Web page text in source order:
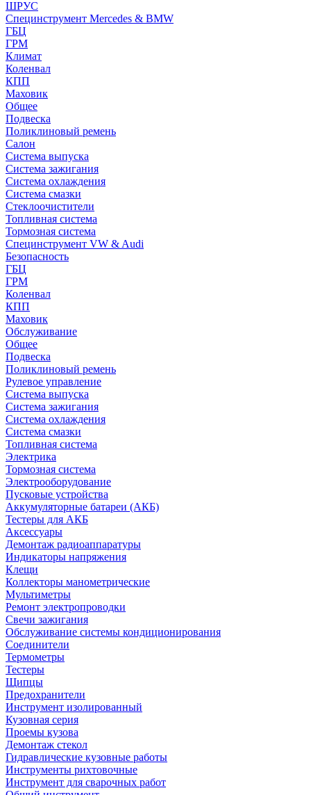
ШРУС
Специнструмент Mercedes & BMW
ГБЦ
ГРМ
Климат
Коленвал
КПП
Маховик
Общее
Подвеска
Поликлиновый ремень
Салон
Система выпуска
Система зажигания
Система охлаждения
Система смазки
Стеклоочистители
Топливная система
Тормозная система
Специнструмент VW & Audi
Безопасность
ГБЦ
ГРМ
Коленвал
КПП
Маховик
Обслуживание
Общее
Подвеска
Поликлиновый ремень
Рулевое управление
Система выпуска
Система зажигания
Система охлаждения
Система смазки
Топливная система
Электрика
Тормозная система
Электрооборудование
Пусковые устройства
Аккумуляторные батареи (АКБ)
Тестеры для АКБ
Аксессуары
Демонтаж радиоаппаратуры
Индикаторы напряжения
Клещи
Коллекторы манометрические
Мультиметры
Ремонт электропроводки
Свечи зажигания
Обслуживание системы кондиционирования
Соединители
Термометры
Тестеры
Щипцы
Предохранители
Инструмент изолированный
Кузовная серия
Проемы кузова
Демонтаж стекол
Гидравлические кузовные работы
Инструменты рихтовочные
Инструмент для сварочных работ